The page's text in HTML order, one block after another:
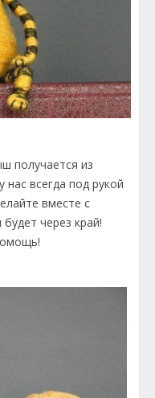
получается из
всегда под рукой
вместе с
через край!